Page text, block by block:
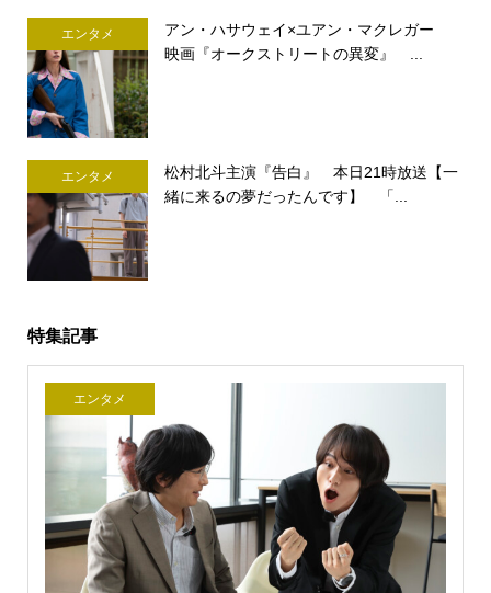
エンタメ
アン・ハサウェイ×ユアン・マクレガー
映画『オークストリートの異変』 ...
エンタメ
松村北斗主演『告白』 本日21時放送【一
緒に来るの夢だったんです】 「...
特集記事
エンタメ